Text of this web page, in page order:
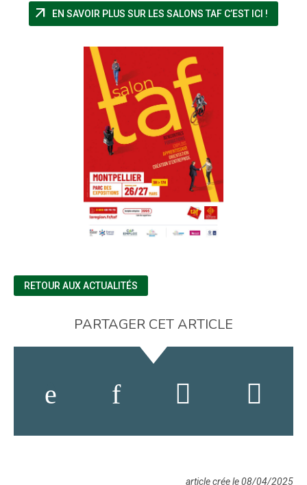
arrow_outward EN SAVOIR PLUS SUR LES SALONS TAF C’EST ICI !
RETOUR AUX ACTUALITÉS
PARTAGER CET ARTICLE
article crée le 08/04/2025